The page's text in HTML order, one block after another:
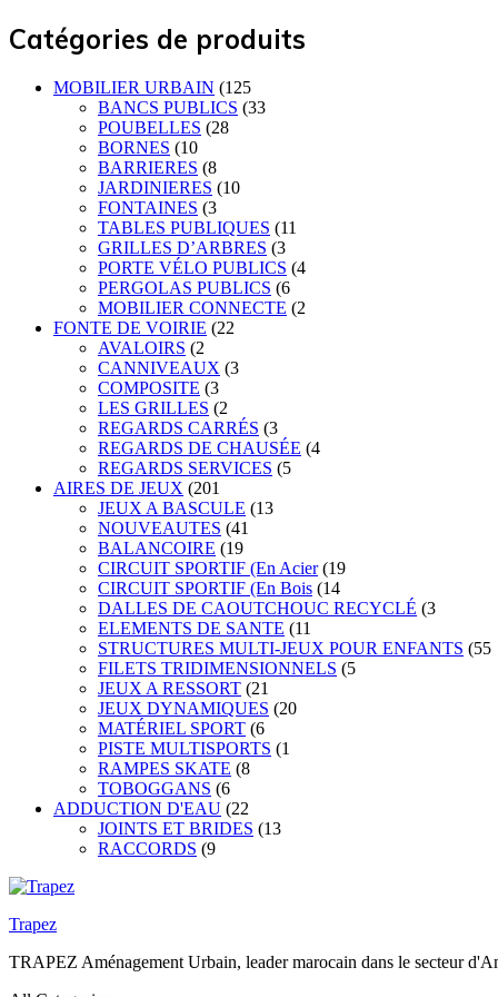
Catégories de produits
MOBILIER URBAIN (125
BANCS PUBLICS (33
POUBELLES (28
BORNES (10
BARRIERES (8
JARDINIERES (10
FONTAINES (3
TABLES PUBLIQUES (11
GRILLES D’ARBRES (3
PORTE VÉLO PUBLICS (4
PERGOLAS PUBLICS (6
MOBILIER CONNECTE (2
FONTE DE VOIRIE (22
AVALOIRS (2
CANNIVEAUX (3
COMPOSITE (3
LES GRILLES (2
REGARDS CARRÉS (3
REGARDS DE CHAUSÉE (4
REGARDS SERVICES (5
AIRES DE JEUX (201
JEUX A BASCULE (13
NOUVEAUTES (41
BALANCOIRE (19
CIRCUIT SPORTIF (En Acier (19
CIRCUIT SPORTIF (En Bois (14
DALLES DE CAOUTCHOUC RECYCLÉ (3
ELEMENTS DE SANTE (11
STRUCTURES MULTI-JEUX POUR ENFANTS (55
FILETS TRIDIMENSIONNELS (5
JEUX A RESSORT (21
JEUX DYNAMIQUES (20
MATÉRIEL SPORT (6
PISTE MULTISPORTS (1
RAMPES SKATE (8
TOBOGGANS (6
ADDUCTION D'EAU (22
JOINTS ET BRIDES (13
RACCORDS (9
Trapez
TRAPEZ Aménagement Urbain, leader marocain dans le secteur